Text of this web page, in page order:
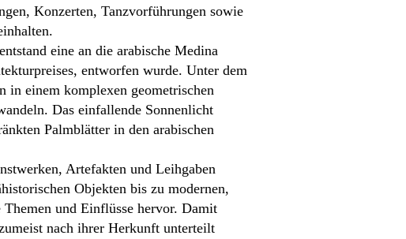
Konzerten, Tanzvorführungen sowie
eine an die arabische Medina
entworfen wurde. Unter dem
in einem komplexen geometrischen
Das einfallende Sonnenlicht
Palmblätter in den arabischen
Artefakten und Leihgaben
Objekten bis zu modernen,
und Einflüsse hervor. Damit
nach ihrer Herkunft unterteilt